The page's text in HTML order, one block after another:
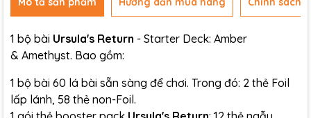
1 bộ bài Ursula's Return - Starter Deck: Amber
& Amethyst. Bao gồm:
1 bộ bài 60 lá bài sẵn sàng để chơi. Trong đó: 2 thẻ Foil
lấp lánh, 58 thẻ non-Foil.